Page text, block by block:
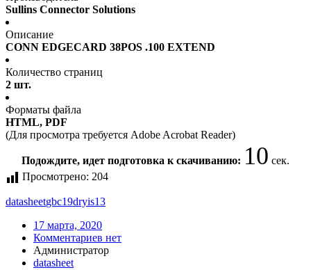
Sullins Connector Solutions
Описание
CONN EDGECARD 38POS .100 EXTEND
Количество страниц
2 шт.
Форматы файла
HTML, PDF
(Для просмотра требуется Adobe Acrobat Reader)
Подождите, идет подготовка к скачиванию: 10 сек.
Просмотрено: 204
datasheetgbc19dryis13
17 марта, 2020
Комментариев нет
Администратор
datasheet